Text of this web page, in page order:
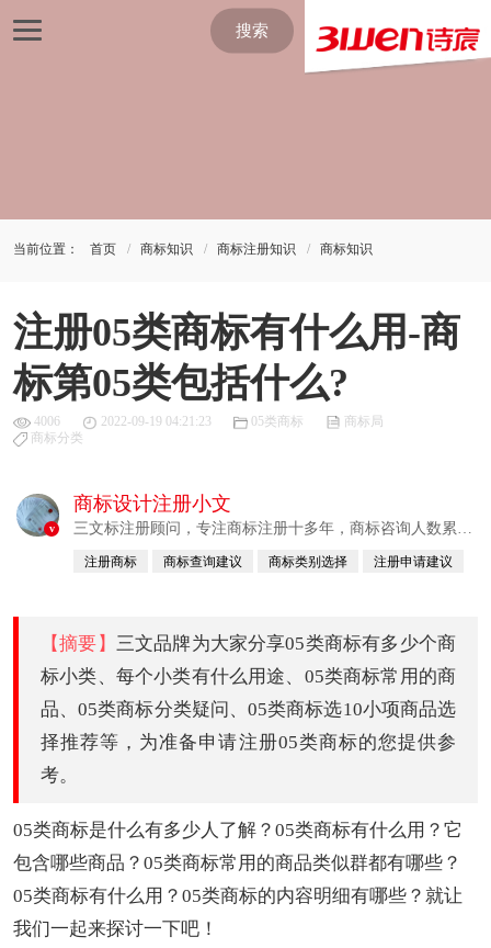
搜索
当前位置： 首页 商标知识 商标注册知识 商标知识
注册05类商标有什么用-商
标第05类包括什么?
4006 2022-09-19 04:21:23 05类商标
商标局
商标分类
v
商标设计注册小文
三文标注册顾问，专注商标注册十多年，商标咨询人数累计
注册商标 商标查询建议 商标类别选择 注册申请建议
【摘要】 三文品牌为大家分享05类商标有多少个商
标小类、每个小类有什么用途、05类商标常用的商
品、05类商标分类疑问、05类商标选10小项商品选
择推荐等，为准备申请注册05类商标的您提供参
考。
05类商标是什么有多少人了解？05类商标有什么用？它
包含哪些商品？05类商标常用的商品类似群都有哪些？
05类商标有什么用？05类商标的内容明细有哪些？就让
我们一起来探讨一下吧！